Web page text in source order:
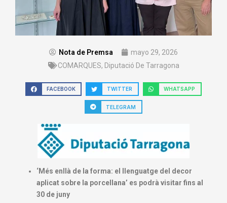
Nota de Premsa
mayo 29, 2026
COMARQUES, Diputació De Tarragona
FACEBOOK TWITTER WHATSAPP
TELEGRAM
‘Més enllà de la forma: el llenguatge del decor
aplicat sobre la porcellana’ es podrà visitar fins al
30 de juny